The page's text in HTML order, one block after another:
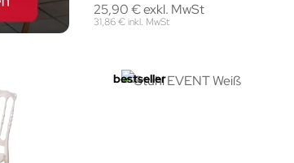
25,90 € exkl. MwSt
31,86 € inkl. MwSt
bestseller